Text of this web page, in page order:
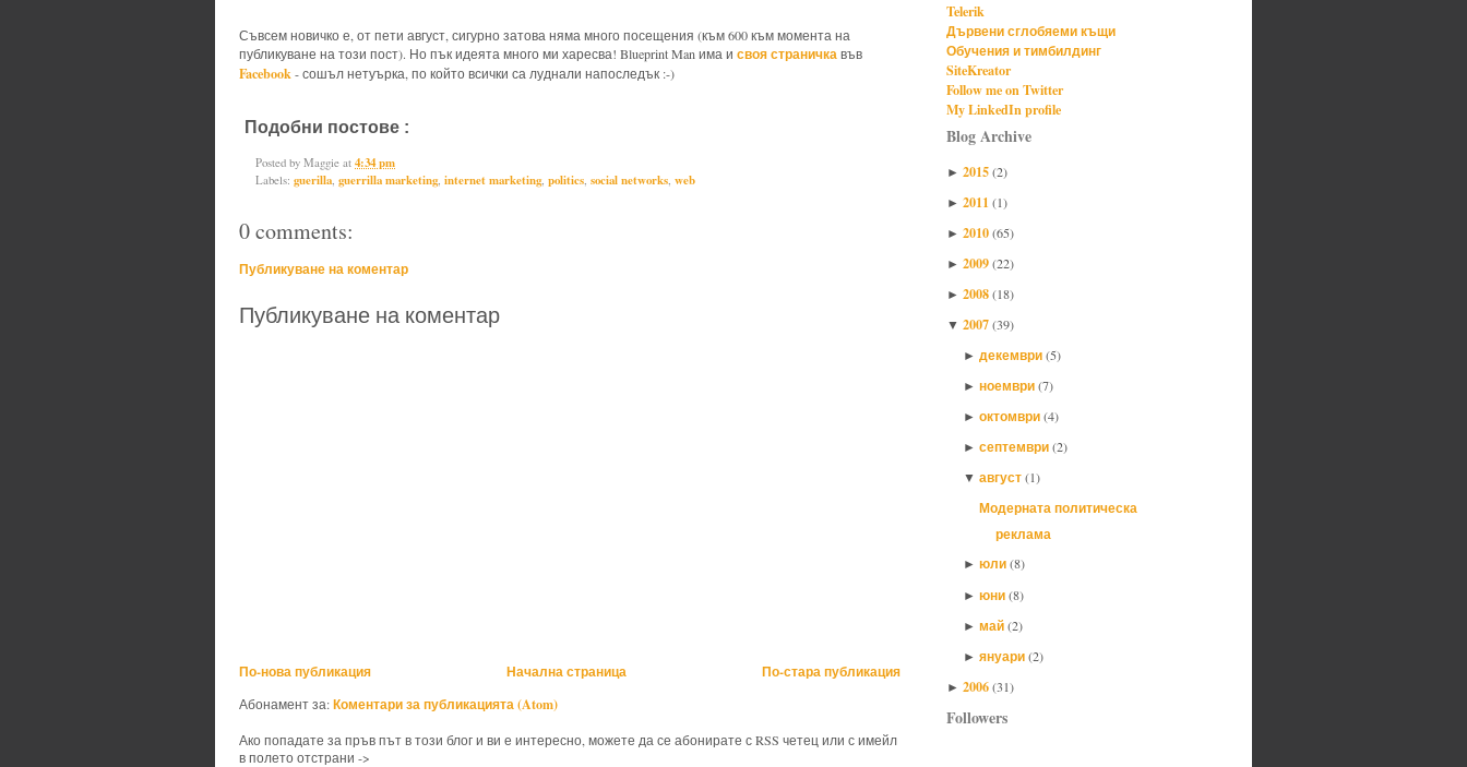
Съвсем новичко е, от пети август, сигурно затова няма много посещения (към 600 към момента на
публикуване на този пост). Но пък идеята много ми харесва! Blueprint Man има и своя страничкавъв
Facebook- сошъл нетуърка, по който всички са луднали напоследък :-)
Подобни постове :
Posted by Maggie at 4:34 pm
Labels: guerilla, guerrilla marketing, internet marketing, politics, social networks, web
0 comments:
Публикуване на коментар
Публикуване на коментар
По-нова публикация По-стара публикация
Начална страница
Абонамент за:Коментари за публикацията (Atom)
Ако попадате за пръв път в този блог и ви е интересно, можете да се абонирате с RSS четец или с имейл
в полето отстрани ->
Telerik
Дървени сглобяеми къщи
Обучения и тимбилдинг
SiteKreator
Follow me on Twitter
My LinkedIn profile
Blog Archive
► 2015(2)
► 2011(1)
► 2010(65)
► 2009(22)
► 2008(18)
▼ 2007(39)
► декември(5)
► ноември(7)
► октомври(4)
► септември(2)
▼ август(1)
Модерната политическа
реклама
► юли(8)
► юни(8)
► май(2)
► януари(2)
► 2006(31)
Followers